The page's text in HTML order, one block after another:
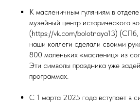
К масленичным гуляниям в
музейный центр исторического
(https://vk.com/bolotnaya13) (СПб,
наши коллеги сделали своими
800 маленьких «маслениц» из
Эти символы праздника уже
программах.
С 1 марта 2025 года вступает в